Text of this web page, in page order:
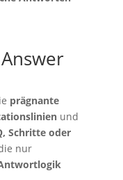
prägnante
und
Schritte oder
nur